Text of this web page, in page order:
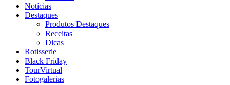
Notícias
Destaques
Produtos Destaques
Receitas
Dicas
Rotisserie
Black Friday
TourVirtual
Fotogalerias